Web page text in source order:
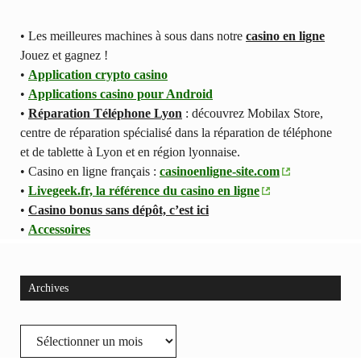
• Les meilleures machines à sous dans notre casino en ligne
Jouez et gagnez !
• Application crypto casino
• Applications casino pour Android
• Réparation Téléphone Lyon : découvrez Mobilax Store,
centre de réparation spécialisé dans la réparation de téléphone
et de tablette à Lyon et en région lyonnaise.
• Casino en ligne français : casinoenligne-site.com
• Livegeek.fr, la référence du casino en ligne
• Casino bonus sans dépôt, c’est ici
• Accessoires
Archives
Archives